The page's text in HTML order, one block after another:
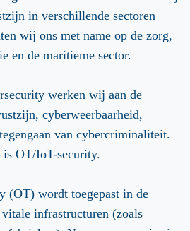
in verschillende sectoren
wij ons met name op de zorg,
en de maritieme sector.
werken wij aan de
cyberweerbaarheid,
van cybercriminaliteit.
is OT/IoT-security.
(OT) wordt toegepast in de
infrastructuren (zoals